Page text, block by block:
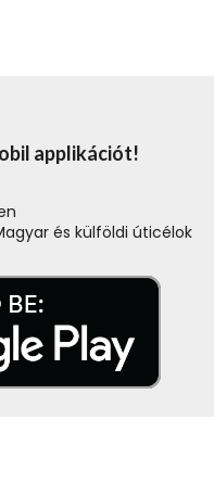
applikációt!
és külföldi úticélok